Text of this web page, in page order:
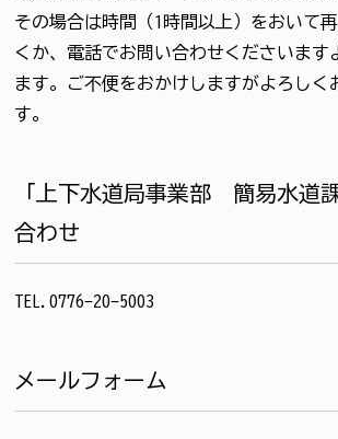
その場合は時間（1時間以上）をおいて
くか、電話でお問い合わせくださいます
ます。ご不便をおかけしますがよろしく
す。
「上下水道局事業部 簡易水道
合わせ
TEL.0776-20-5003
メールフォーム